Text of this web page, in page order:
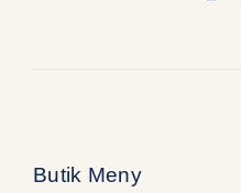
Butik Meny